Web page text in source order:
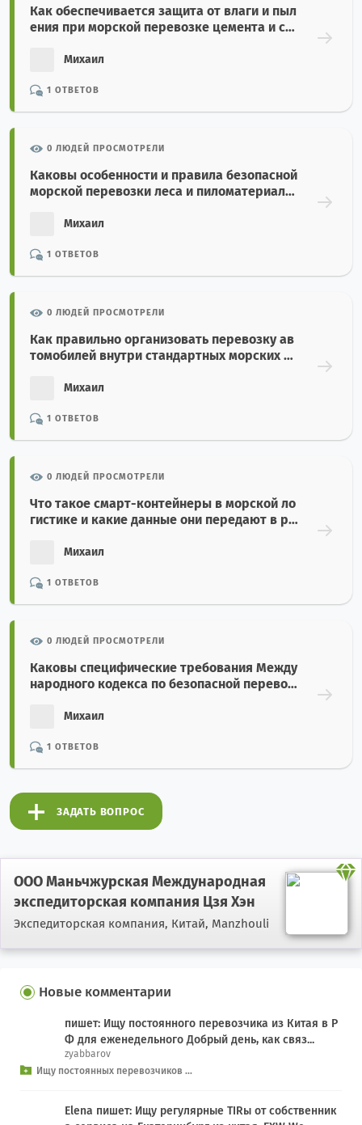
Как обеспечивается защита от влаги и пыл
ения при морской перевозке цемента и стр
Михаил
1 ОТВЕТОВ
0 ЛЮДЕЙ ПРОСМОТРЕЛИ
Каковы особенности и правила безопасной
морской перевозки леса и пиломатериало
Михаил
1 ОТВЕТОВ
0 ЛЮДЕЙ ПРОСМОТРЕЛИ
Как правильно организовать перевозку ав
томобилей внутри стандартных морских ко
Михаил
1 ОТВЕТОВ
0 ЛЮДЕЙ ПРОСМОТРЕЛИ
Что такое смарт-контейнеры в морской ло
гистике и какие данные они передают в ре
Михаил
1 ОТВЕТОВ
0 ЛЮДЕЙ ПРОСМОТРЕЛИ
Каковы специфические требования Между
народного кодекса по безопасной перевоз
Михаил
1 ОТВЕТОВ
ЗАДАТЬ ВОПРОС
ООО Маньчжурская Международная
экспедиторская компания Цзя Хэн
Экспедиторская компания, Китай, Manzhouli
Новые комментарии
пишет: Ищу постоянного перевозчика из Китая в Р
Ф для еженедельного Добрый день, как связ...
zyabbarov
Ищу постоянных перевозчиков ...
Elena пишет: Ищу регулярные TIRы от собственник